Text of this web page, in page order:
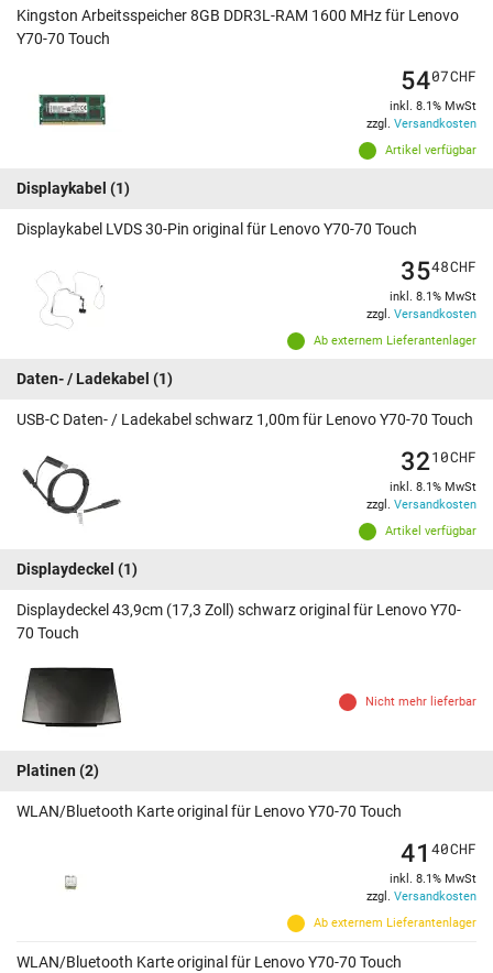
Kingston Arbeitsspeicher 8GB DDR3L-RAM 1600 MHz für Lenovo
Y70-70 Touch
Artikel verfügbar
5407CHF
inkl. 8.1% MwSt
zzgl. Versandkosten
Displaykabel (1)
Displaykabel LVDS 30-Pin original für Lenovo Y70-70 Touch
Ab externem Lieferantenlager
3548CHF
inkl. 8.1% MwSt
zzgl. Versandkosten
Daten- / Ladekabel (1)
USB-C Daten- / Ladekabel schwarz 1,00m für Lenovo Y70-70 Touch
Artikel verfügbar
3210CHF
inkl. 8.1% MwSt
zzgl. Versandkosten
Displaydeckel (1)
Displaydeckel 43,9cm (17,3 Zoll) schwarz original für Lenovo Y70-
70 Touch
Nicht mehr lieferbar
Platinen (2)
WLAN/Bluetooth Karte original für Lenovo Y70-70 Touch
Ab externem Lieferantenlager
41 40CHF
inkl. 8.1% MwSt
zzgl. Versandkosten
WLAN/Bluetooth Karte original für Lenovo Y70-70 Touch